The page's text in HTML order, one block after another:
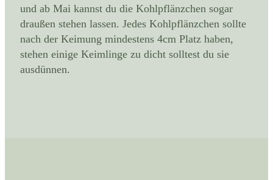
und ab Mai kannst du die Kohlpflänzchen sogar
draußen stehen lassen. Jedes Kohlpflänzchen sollte
nach der Keimung mindestens 4cm Platz haben,
stehen einige Keimlinge zu dicht solltest du sie
ausdünnen.